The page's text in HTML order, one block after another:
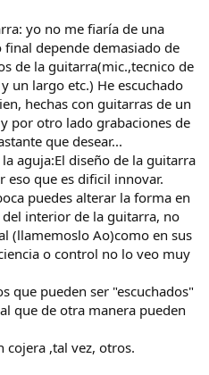
yo no me fiaría de una
depende demasiado de
de la guitarra(mic.,tecnico de
un largo etc.) He escuchado
hechas con guitarras de un
por otro lado grabaciones de
que desear...
aguja:El diseño de la guitarra
eso que es dificil innovar.
puedes alterar la forma en
interior de la guitarra, no
(llamemoslo Ao)como en sus
o control no lo veo muy
que pueden ser "escuchados"
que de otra manera pueden
cojera ,tal vez, otros.